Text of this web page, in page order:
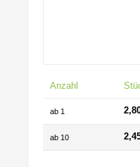
Anzahl
ab 1
ab 10